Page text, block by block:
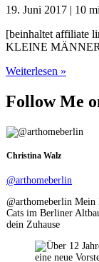
19. Juni 2017 | 10
[beinhaltet affiliate
KLEINE
KLEINE
WIE
GROSS
EIN
SEIN?
Weiterlesen »
Follow Me
Christina Walz
@arthomeberlin
@arthomeberlin
Cats im Berliner
dein Zuhause